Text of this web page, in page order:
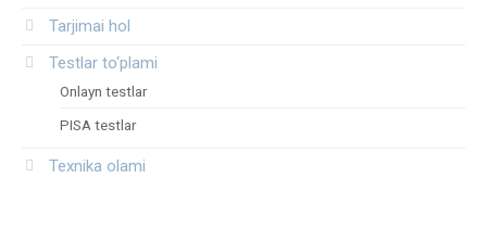
Tarjimai hol
Testlar to‘plami
Onlayn testlar
PISA testlar
Texnika olami